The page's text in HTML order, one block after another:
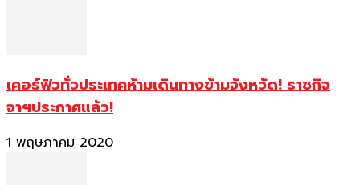
เคอร์ฟิวทั่วประเทศห้ามเดินทางข้ามจังหวัด! ราชกิจ
จาฯประกาศแล้ว!
1 พฤษภาคม 2020